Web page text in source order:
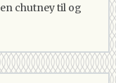
chutney til og